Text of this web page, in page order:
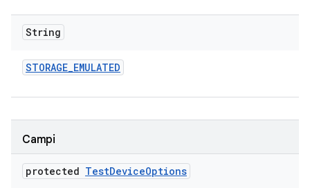
String
STORAGE_EMULATED
Campi
protected TestDeviceOptions